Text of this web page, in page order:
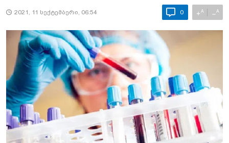
2021, 11 სექტემბერი, 06:54 0 +A −A